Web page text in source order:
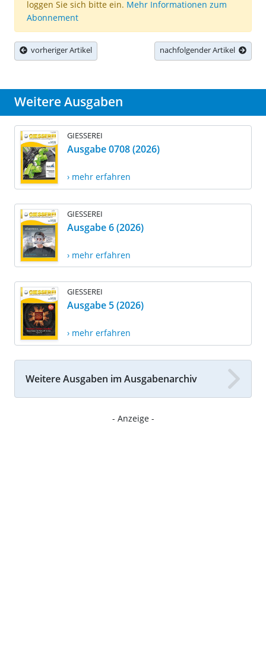
loggen Sie sich bitte ein. Mehr Informationen zum
Abonnement
vorheriger Artikel nachfolgender Artikel
Weitere Ausgaben
GIESSEREI
Ausgabe 0708 (2026)
› mehr erfahren
GIESSEREI
Ausgabe 6 (2026)
› mehr erfahren
GIESSEREI
Ausgabe 5 (2026)
› mehr erfahren
Weitere Ausgaben im Ausgabenarchiv
- Anzeige -